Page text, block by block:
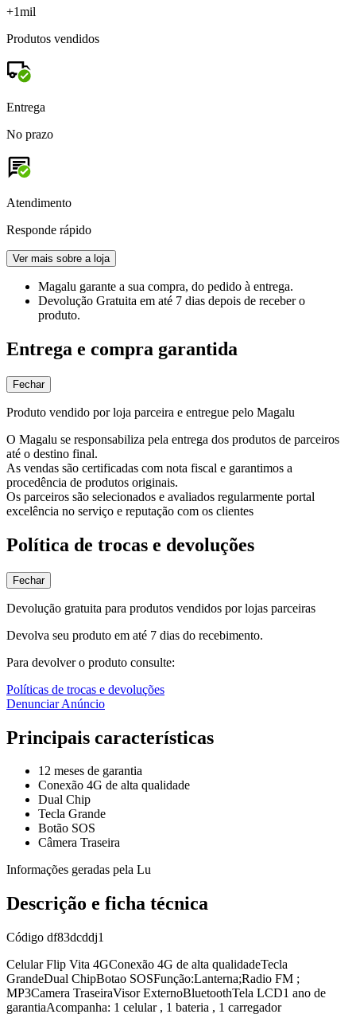
+1mil
Produtos vendidos
Entrega
No prazo
Atendimento
Responde rápido
Ver mais sobre a loja
Magalu garante a sua compra, do pedido à entrega.
Devolução Gratuita em até 7 dias depois de receber o
produto.
Entrega e compra garantida
Fechar
Produto vendido por loja parceira e entregue pelo Magalu
O Magalu se responsabiliza pela entrega dos produtos de parceiros
até o destino final.
As vendas são certificadas com nota fiscal e garantimos a
procedência de produtos originais.
Os parceiros são selecionados e avaliados regularmente portal
excelência no serviço e reputação com os clientes
Política de trocas e devoluções
Fechar
Devolução gratuita para produtos vendidos por lojas parceiras
Devolva seu produto em até 7 dias do recebimento.
Para devolver o produto consulte:
Políticas de trocas e devoluções
Denunciar Anúncio
Principais características
12 meses de garantia
Conexão 4G de alta qualidade
Dual Chip
Tecla Grande
Botão SOS
Câmera Traseira
Informações geradas pela Lu
Descrição e ficha técnica
Código df83dcddj1
Celular Flip Vita 4GConexão 4G de alta qualidadeTecla
GrandeDual ChipBotao SOSFunção:Lanterna;Radio FM ;
MP3Camera TraseiraVisor ExternoBluetoothTela LCD1 ano de
garantiaAcompanha: 1 celular , 1 bateria , 1 carregador